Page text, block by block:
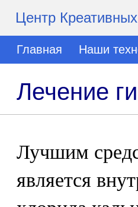
Центр
Главная Наши
Лечение
Лучшим
является